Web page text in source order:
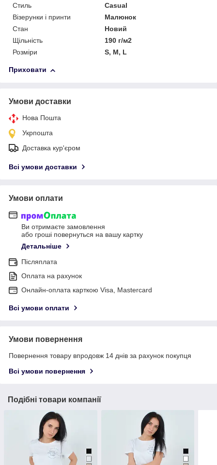
Стиль
Casual
Візерунки і принти
Малюнок
Стан
Новий
Щільність
190 г/м2
Розміри
S, M, L
Приховати
Умови доставки
Нова Пошта
Укрпошта
Доставка кур'єром
Всі умови доставки
Умови оплати
Ви отримаєте замовлення
або гроші повернуться на вашу картку
Детальніше
Післяплата
Оплата на рахунок
Онлайн-оплата карткою Visa, Mastercard
Всі умови оплати
Умови повернення
Повернення товару впродовж 14 днів за рахунок покупця
Всі умови повернення
Подібні товари компанії